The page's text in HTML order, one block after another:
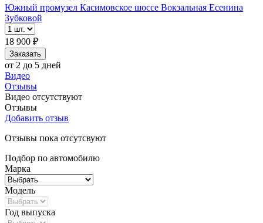
Южный промузел Касимовское шоссе Вокзальная Есенина
Зубковой
18 900 ₽
от 2 до 5 дней
Видео
Отзывы
Видео отсутствуют
Отзывы
Добавить отзыв
Отзывы пока отсутсвуют
Подбор по автомобилю
Марка
Модель
Год выпуска